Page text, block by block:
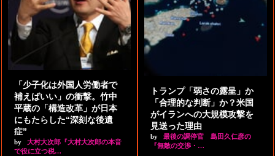
「少子化は外国人労働者で
補えばいい」の衝撃。竹中
平蔵の「構造改革」が日本
にもたらした“深刻な後遺
症”
by
大村大次郎『大村大次郎の本音
で役に立つ税…
トランプ「弱さの露呈」か
「合理的な判断」か？米国
がイランへの大規模攻撃を
見送った理由
by
最後の調停官 島田久仁彦の
『無敵の交渉・…